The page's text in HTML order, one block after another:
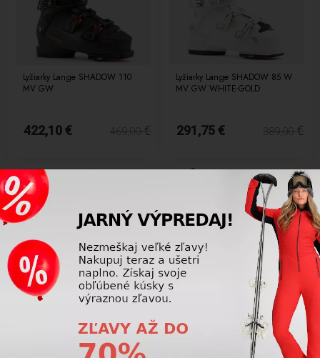
Lyžiarky Lange SHADOW 110
MV GW
422,10 € 469,00€
Lyžiarky Lange SHADOW 85 W
MV GW WHITE-GOLD
291,75 € 389,00€
Pánske Lyžiarky Lange SHADOW
110 HV GW LBO2090
Dámske lyžiarky Dalbello Veloce
95 MV W GW berry/black